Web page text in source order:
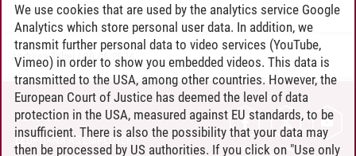
Andreea Tribel 30.06.2024
CONTACT
LEUPHANA AS EMPLOYER
We use cookies that are used by the analytics service Google
Analytics which store personal user data. In addition, we
transmit further personal data to video services (YouTube,
Vimeo) in order to show you embedded videos. This data is
transmitted to the USA, among other countries. However, the
European Court of Justice has deemed the level of data
protection in the USA, measured against EU standards, to be
insufficient. There is also the possibility that your data may
then be processed by US authorities. If you click on "Use only